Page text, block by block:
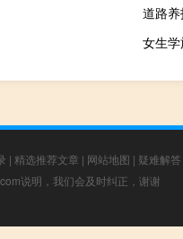
道路
女生
| 精选推荐文章 | 网站地图 | 疑难解答
说明，我们会及时纠正，谢谢